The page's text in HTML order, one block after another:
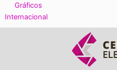
Gráficos
Internacional